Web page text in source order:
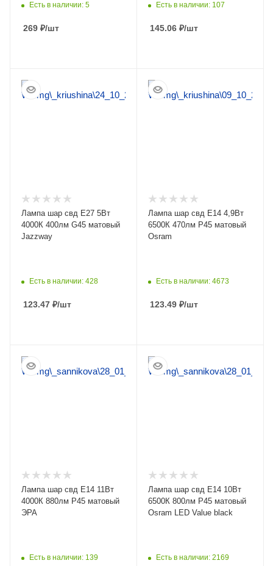
Есть в наличии: 5
269 ₽/шт
Есть в наличии: 107
145.06 ₽/шт
Лампа шар свд Е27 5Вт
4000К 400лм G45 матовый
Jazzway
Есть в наличии: 428
123.47 ₽/шт
Лампа шар свд Е14 4,9Вт
6500К 470лм P45 матовый
Osram
Есть в наличии: 4673
123.49 ₽/шт
Лампа шар свд Е14 11Вт
4000К 880лм P45 матовый
ЭРА
Есть в наличии: 139
Лампа шар свд Е14 10Вт
6500К 800лм P45 матовый
Osram LED Value black
Есть в наличии: 2169